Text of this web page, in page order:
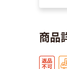
商品